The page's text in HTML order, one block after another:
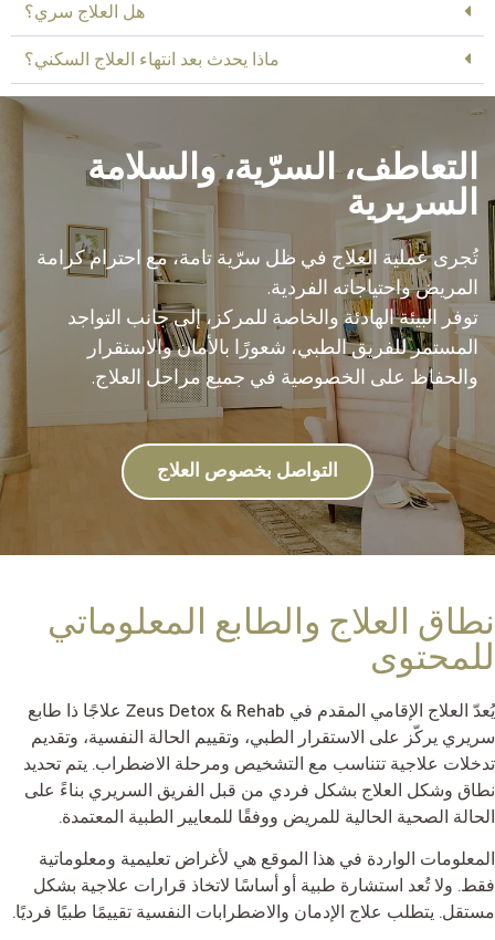
هل العلاج سري؟
ماذا يحدث بعد انتهاء العلاج السكني؟
‏التعاطف، السرّية، والسلامة
السريرية
تُجرى عملية العلاج في ظل سرّية تامة، مع احترام كرامة
المريض واحتياجاته الفردية.
توفر البيئة الهادئة والخاصة للمركز، إلى جانب التواجد
المستمر للفريق الطبي، شعورًا بالأمان والاستقرار
والحفاظ على الخصوصية في جميع مراحل العلاج.
‏التواصل بخصوص العلاج
نطاق العلاج والطابع المعلوماتي
للمحتوى
يُعدّ العلاج الإقامي المقدم في Zeus Detox & Rehab علاجًا ذا طابع
سريري يركّز على الاستقرار الطبي، وتقييم الحالة النفسية، وتقديم
تدخلات علاجية تتناسب مع التشخيص ومرحلة الاضطراب. يتم تحديد
نطاق وشكل العلاج بشكل فردي من قبل الفريق السريري بناءً على
الحالة الصحية الحالية للمريض ووفقًا للمعايير الطبية المعتمدة.
المعلومات الواردة في هذا الموقع هي لأغراض تعليمية ومعلوماتية
فقط. ولا تُعد استشارة طبية أو أساسًا لاتخاذ قرارات علاجية بشكل
مستقل. يتطلب علاج الإدمان والاضطرابات النفسية تقييمًا طبيًا فرديًا.